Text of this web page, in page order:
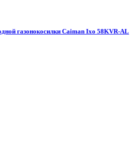
газонокосилки Caiman Ixo 58KVR-AL